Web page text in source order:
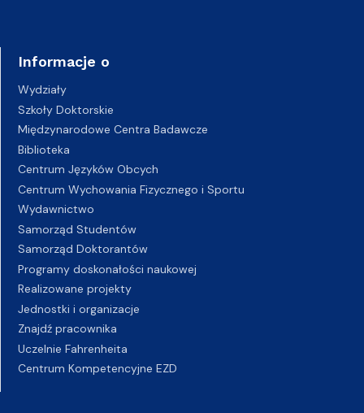
Informacje o
Wydziały
Szkoły Doktorskie
Międzynarodowe Centra Badawcze
Biblioteka
Centrum Języków Obcych
Centrum Wychowania Fizycznego i Sportu
Wydawnictwo
Samorząd Studentów
Samorząd Doktorantów
Programy doskonałości naukowej
Realizowane projekty
Jednostki i organizacje
Znajdź pracownika
Uczelnie Fahrenheita
Centrum Kompetencyjne EZD